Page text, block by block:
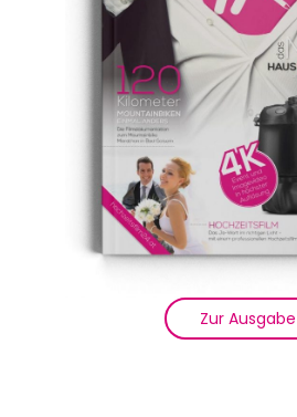
Zur Ausgabe